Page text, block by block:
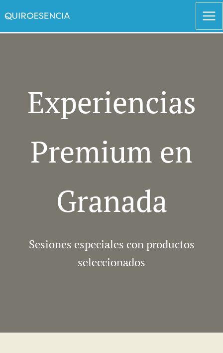
al
contenido
Experiencias
Premium en
Granada
Sesiones especiales con productos
seleccionados